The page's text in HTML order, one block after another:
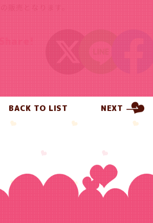
販売となります。
BACK TO LIST NEXT